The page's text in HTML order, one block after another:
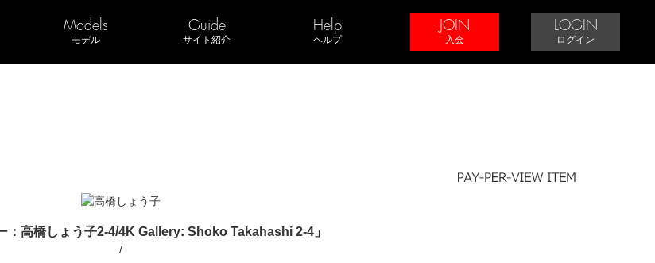
Models
モデル
Guide
サイト紹介
Help
ヘルプ
JOIN
入会
LOGIN
ログイン
：高橋しょう子2-4/4K Gallery: Shoko Takahashi 2-4」
/